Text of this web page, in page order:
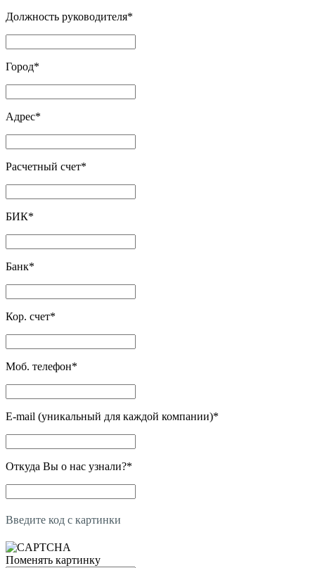
Должность руководителя*
Город*
Адрес*
Расчетный счет*
БИК*
Банк*
Кор. счет*
Моб. телефон*
E-mail (уникальный для каждой компании)*
Откуда Вы о нас узнали?*
Введите код с картинки
Поменять картинку